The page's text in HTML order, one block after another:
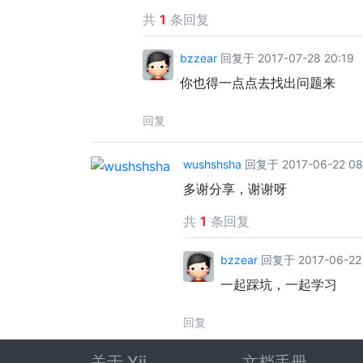
共 1 条回复
bzzear 回复于 2017-07-28 20:19
你也得一点点去找出问题来
回复
wushshsha 回复于 2017-06-22
多谢分享，谢谢呀
共 1 条回复
bzzear 回复于 2017-06-22
一起踩坑，一起学习
回复